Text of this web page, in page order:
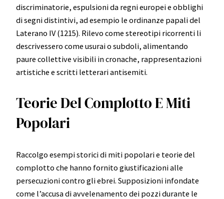
discriminatorie, espulsioni da regni europei e obblighi
di segni distintivi, ad esempio le ordinanze papali del
Laterano IV (1215). Rilevo come stereotipi ricorrenti li
descrivessero come usurai o subdoli, alimentando
paure collettive visibili in cronache, rappresentazioni
artistiche e scritti letterari antisemiti.
Teorie Del Complotto E Miti
Popolari
Raccolgo esempi storici di miti popolari e teorie del
complotto che hanno fornito giustificazioni alle
persecuzioni contro gli ebrei. Supposizioni infondate
come l’accusa di avvelenamento dei pozzi durante le